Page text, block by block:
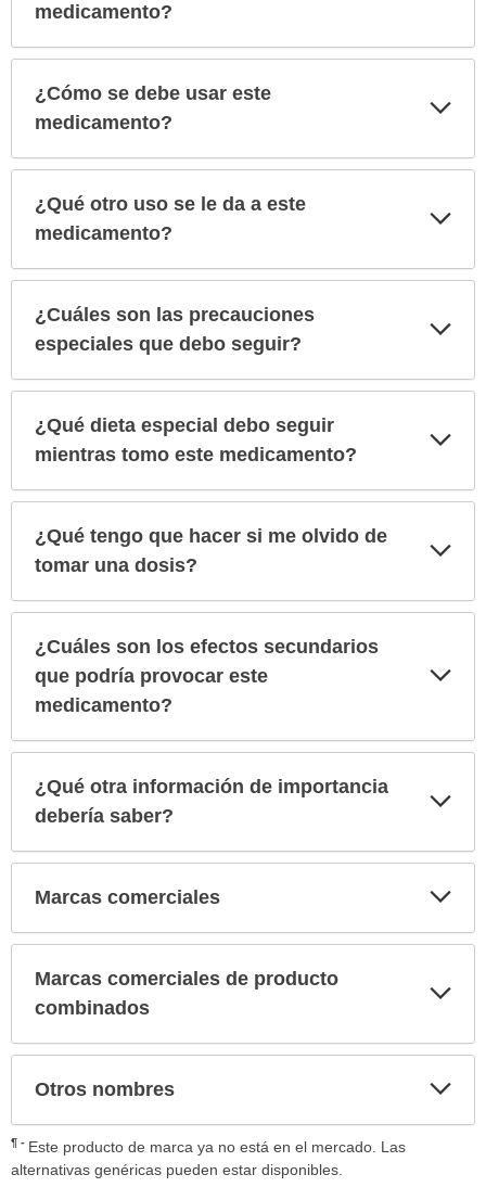
medicamento?
¿Cómo se debe usar este
medicamento?
¿Qué otro uso se le da a este
medicamento?
¿Cuáles son las precauciones
especiales que debo seguir?
¿Qué dieta especial debo seguir
mientras tomo este medicamento?
¿Qué tengo que hacer si me olvido de
tomar una dosis?
¿Cuáles son los efectos secundarios
que podría provocar este
medicamento?
¿Qué otra información de importancia
debería saber?
Marcas comerciales
Marcas comerciales de producto
combinados
Otros nombres
¶
Este producto de marca ya no está en el mercado. Las
alternativas genéricas pueden estar disponibles.